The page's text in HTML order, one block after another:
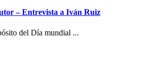
– Entrevista a Iván Ruiz
del Día mundial ...